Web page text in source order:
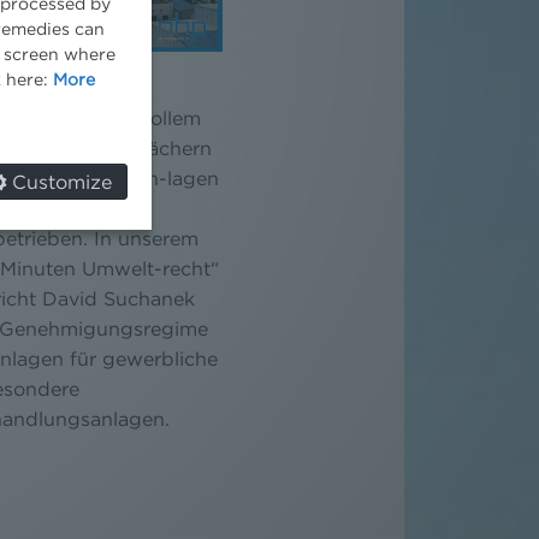
ist in vollem
immer mehr Dächern
Photovoltaikan-lagen
In unserem
Umwelt-recht“
David Suchanek
für gewerbliche
can
where
here: More
Customize